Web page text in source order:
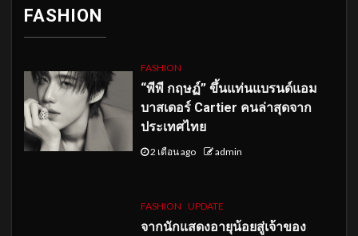
FASHION
FASHION
“พีพี กฤษฏ์” ขึ้นแท่นแบรนด์แอม
บาสเดอร์ Cartier คนล่าสุดจาก
ประเทศไทย
2 เดือน ago admin
FASHION UPDATE
จากนักแสดงอายุน้อยสู่เจ้าของ